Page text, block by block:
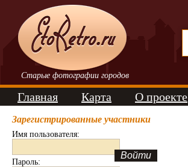
Старые фотографии городов
Главная Карта О проекте
Зарегистрированные участники
Имя пользователя:
Пароль: